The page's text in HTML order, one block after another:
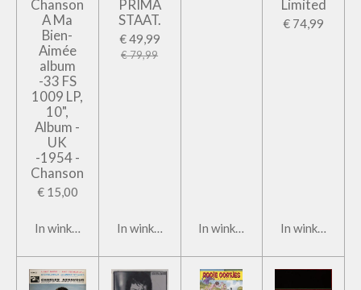
Chanson
A Ma
Bien-
Aimée
album
-33 FS
1009 LP,
10",
Album -
UK
-1954 -
Chanson
€ 15,00
In winkelwagen
PRIMA
STAAT.
€ 49,99
€ 79,99
In winkelwagen In winkelwagen
Limited
€ 74,99
In